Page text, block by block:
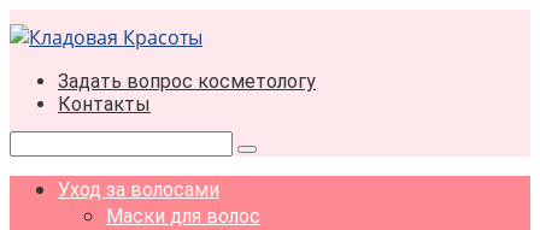
Перейти
к
контентуЗадать вопрос косметологу
Контакты
Поиск:
Уход за волосами
Маски для волос